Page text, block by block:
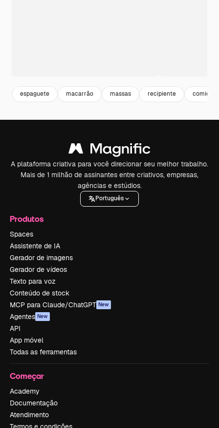
espaguete macarrão massas recipiente comida
A plataforma criativa para você direcionar seu melhor trabalho.
Mais de 1 milhão de assinantes entre criativos, empresas,
agências e estúdios.
Português
Produtos
Spaces
Assistente de IA
Gerador de imagens
Gerador de vídeos
Texto para voz
Conteúdo de stock
MCP para Claude/ChatGPT New
Agentes New
API
App móvel
Todas as ferramentas
Começar
Academy
Documentação
Atendimento